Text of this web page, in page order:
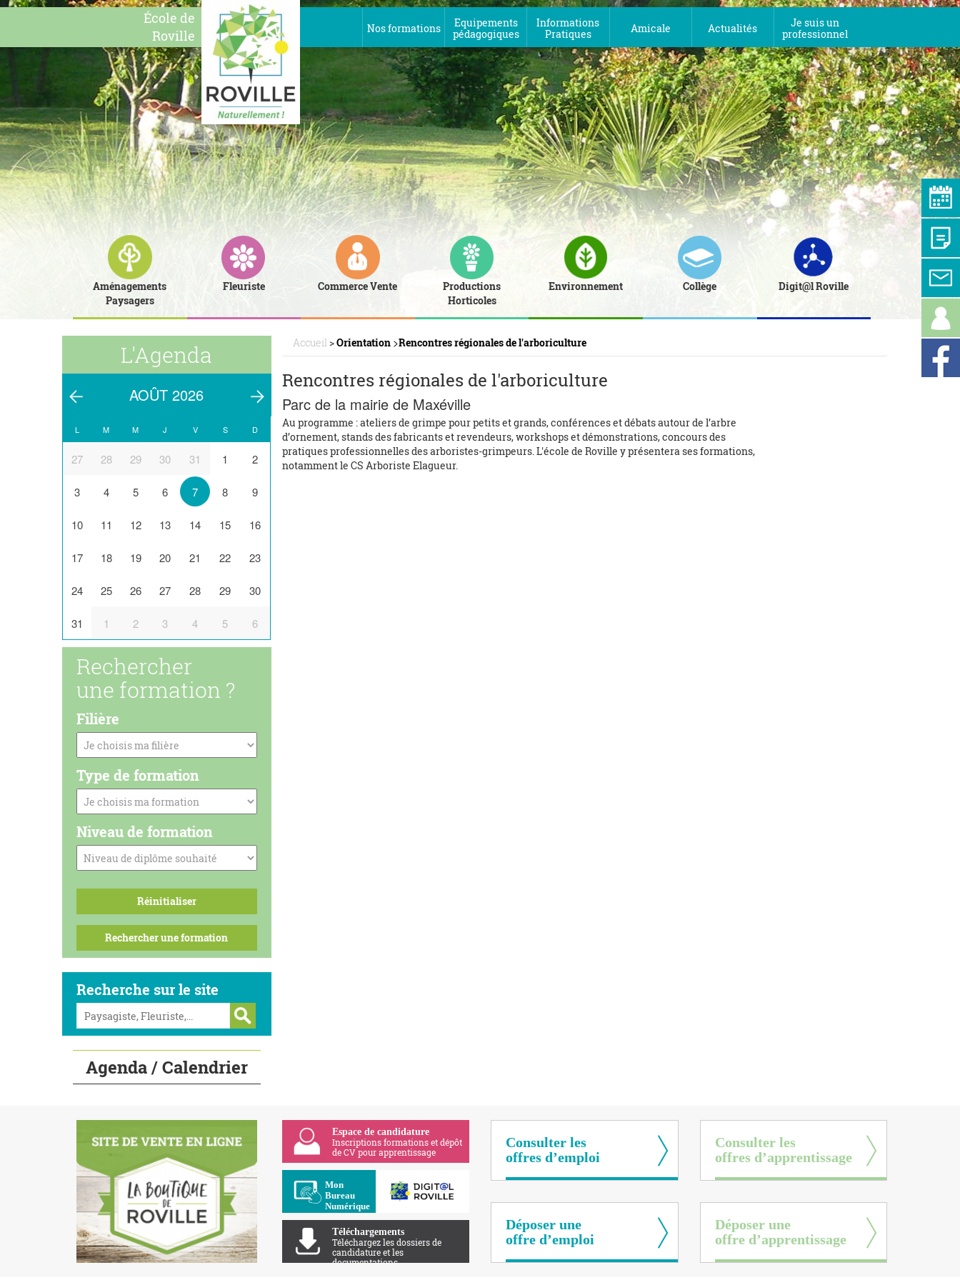
École de
Roville
Nos formations
Equipements
pédagogiques
Informations
Pratiques
Amicale Actualités
Je suis un
professionnel
Aménagements
Paysagers
Fleuriste Commerce Vente
Productions
Horticoles
Environnement Collège Digit@l Roville
L'Agenda
AOÛT 2026
L M M J V S D
27 28 29 30 31 1 2
3 4 5 6 7 8 9
10 11 12 13 14 15 16
17 18 19 20 21 22 23
24 25 26 27 28 29 30
31 1 2 3 4 5 6
Rechercher
une formation ?
Filière
Type de formation
Niveau de formation
Recherche sur le site
Agenda / Calendrier
Accueil>Orientation >Rencontres régionales de l'arboriculture
Rencontres régionales de l'arboriculture
Parc de la mairie de Maxéville
Au programme : ateliers de grimpe pour petits et grands, conférences et débats autour de l’arbre
d’ornement, stands des fabricants et revendeurs, workshops et démonstrations, concours des
pratiques professionnelles des arboristes-grimpeurs. L'école de Roville y présentera ses formations,
notamment le CS Arboriste Elagueur.
Espace de candidature
Inscriptions formations et dépôt
de CV pour apprentissage
Mon
Bureau
Numérique
Apolearn
Téléchargements
Téléchargez les dossiers de
candidature et les
documentations
Consulter les
offres d’emploi
Déposer une
offre d’emploi
Consulter les
offres d’apprentissage
Déposer une
offre d’apprentissage